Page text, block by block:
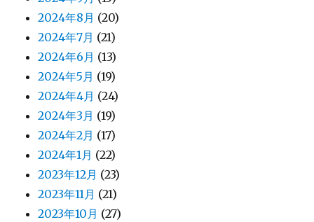
2024年8月 (20)
2024年7月 (21)
2024年6月 (13)
2024年5月 (19)
2024年4月 (24)
2024年3月 (19)
2024年2月 (17)
2024年1月 (22)
2023年12月 (23)
2023年11月 (21)
2023年10月 (27)